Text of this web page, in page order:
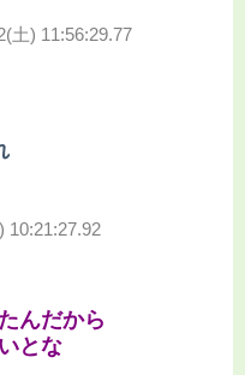
土) 11:56:29.77
10:21:27.92
んだから
とな